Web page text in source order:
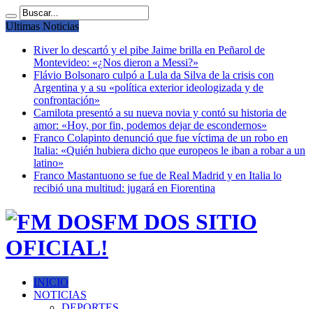
Ultimas Noticias
River lo descartó y el pibe Jaime brilla en Peñarol de
Montevideo: «¿Nos dieron a Messi?»
Flávio Bolsonaro culpó a Lula da Silva de la crisis con
Argentina y a su «política exterior ideologizada y de
confrontación»
Camilota presentó a su nueva novia y contó su historia de
amor: «Hoy, por fin, podemos dejar de escondernos»
Franco Colapinto denunció que fue víctima de un robo en
Italia: «Quién hubiera dicho que europeos le iban a robar a un
latino»
Franco Mastantuono se fue de Real Madrid y en Italia lo
recibió una multitud: jugará en Fiorentina
FM DOS SITIO
OFICIAL!
INICIO
NOTICIAS